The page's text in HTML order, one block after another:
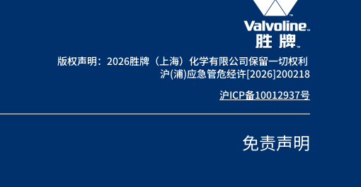
版权声明：2026胜牌（上海）化学有限公司保留一切权利
沪(浦)应急管危经许[2026]200218
沪ICP备10012937号
免责声明